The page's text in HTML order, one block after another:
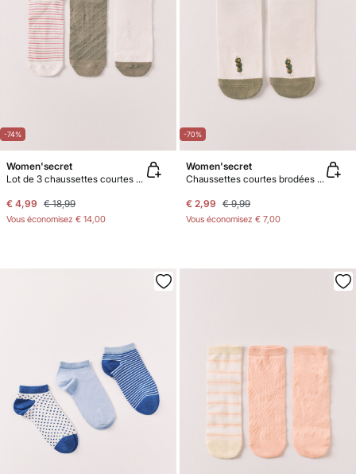
-74%
Women'secret
Lot de 3 chaussettes courtes imprimées et texturées roses
€ 4,99 € 18,99
Vous économisez € 14,00
-70%
Women'secret
Chaussettes courtes brodées olives
€ 2,99 € 9,99
Vous économisez € 7,00